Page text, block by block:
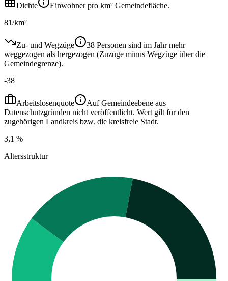
Dichte
Einwohner pro km² Gemeindefläche.
81/km²
Zu- und Wegzüge
38 Personen sind im Jahr mehr
weggezogen als hergezogen (Zuzüge minus Wegzüge über die
Gemeindegrenze).
-38
Arbeitslosenquote
Auf Gemeindeebene aus
Datenschutzgründen nicht veröffentlicht. Wert gilt für den
zugehörigen Landkreis bzw. die kreisfreie Stadt.
3,1 %
Altersstruktur